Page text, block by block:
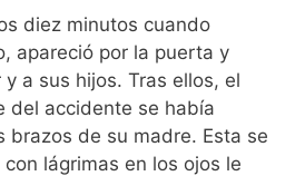
diez minutos cuando
apareció por la puerta y
a sus hijos. Tras ellos, el
del accidente se había
brazos de su madre. Esta se
lágrimas en los ojos le